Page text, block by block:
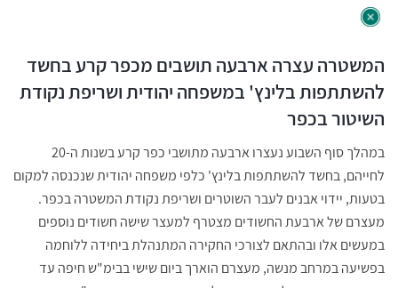
המשטרה עצרה ארבעה תושבים מכפר קרע בחשד
להשתתפות בלינץ' במשפחה יהודית ושריפת נקודת
השיטור בכפר
במהלך סוף השבוע נעצרו ארבעה מתושבי כפר קרע בשנות ה-20
לחייהם, בחשד להשתתפות בלינץ' כלפי משפחה יהודית שנכנסה למקום
בטעות, יידוי אבנים לעבר השוטרים ושריפת נקודת המשטרה בכפר.
מעצרם של ארבעת החשודים מצטרף למעצר שישה חשודים נוספים
במעשים אלו ובהתאם לצורכי החקירה המתנהלת ביחידה ללוחמה
בפשיעה במרחב מנשה, מעצרם הוארך ביום שישי בבימ"ש חיפה עד